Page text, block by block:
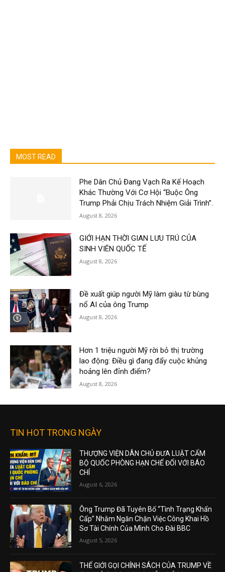
MOST READ
Phe Dân Chủ Đang Vạch Ra Kế Hoạch
Khác Thường Với Cơ Hội “Buộc Ông
Trump Phải Chịu Trách Nhiệm Giải Trình”.
August 8, 2026
GIỚI HẠN THỜI GIAN LƯU TRÚ CỦA
SINH VIÊN QUỐC TẾ
August 8, 2026
Đề xuất giúp người Mỹ làm giàu từ bùng
nổ AI của ông Trump
August 8, 2026
Hơn 1 triệu người Mỹ rời bỏ thị trường
lao động: Điều gì đang đẩy cuộc khủng
hoảng lên đỉnh điểm?
August 8, 2026
TIN HOT TRONG NGÀY
THƯỢNG VIỆN DÂN CHỦ ĐƯA LUẬT CẤM
BỘ QUỐC PHÒNG HẠN CHẾ ĐỐI VỚI BÁO
CHÍ
August 6, 2026
Ông Trump Đã Tuyên Bố “Tình Trạng Khẩn
Cấp” Nhằm Ngăn Chặn Việc Công Khai Hồ
Sơ Tài Chính Của Mình Cho Đài BBC
August 5, 2026
THẾ GIỚI GỌI CHÍNH SÁCH CỦA TRUMP VỀ